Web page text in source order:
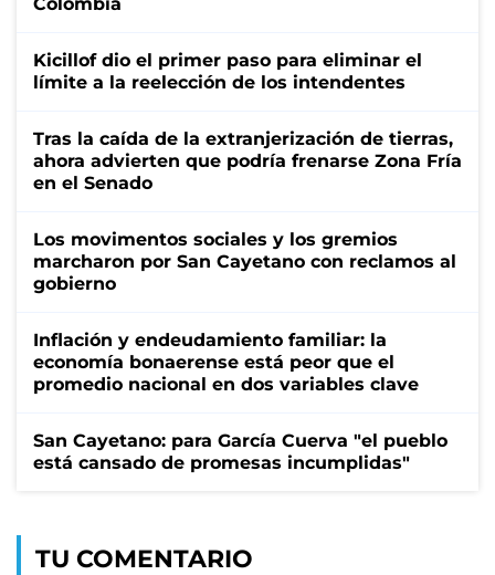
Kicillof dio el primer paso para eliminar el
límite a la reelección de los intendentes
Tras la caída de la extranjerización de tierras,
ahora advierten que podría frenarse Zona Fría
en el Senado
Los movimentos sociales y los gremios
marcharon por San Cayetano con reclamos al
gobierno
Inflación y endeudamiento familiar: la
economía bonaerense está peor que el
promedio nacional en dos variables clave
San Cayetano: para García Cuerva "el pueblo
está cansado de promesas incumplidas"
TU COMENTARIO